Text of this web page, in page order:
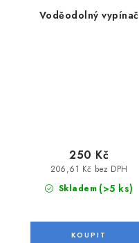
Voděodolný vypínač
Skladem (>5 ks)
206,61 Kč bez DPH
250 Kč